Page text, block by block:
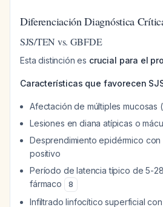
Diferenciación Diagnóstica
SJS/TEN vs. GBFDE
Esta distinción es crucial para el
Características que favorecen
Afectación de múltiples mucosas
Lesiones en diana atípicas o
Desprendimiento epidérmico
positivo
Período de latencia típico de 5-
fármaco
8
Infiltrado linfocítico superficial